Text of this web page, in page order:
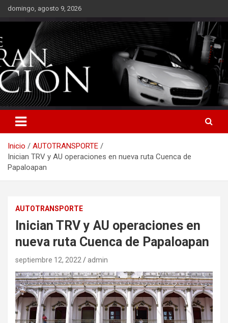
Saltardomingo, agosto 9, 2026
Inicio
AUTOTRANSPORTE
Inician TRV y AU operaciones en nueva ruta Cuenca de
Papaloapan
AUTOTRANSPORTE
Inician TRV y AU operaciones en
nueva ruta Cuenca de Papaloapan
septiembre 12, 2022 admin